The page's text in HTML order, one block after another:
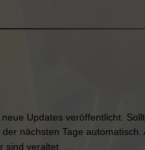
Updates veröffentlicht.
nächsten Tage
sind veraltet